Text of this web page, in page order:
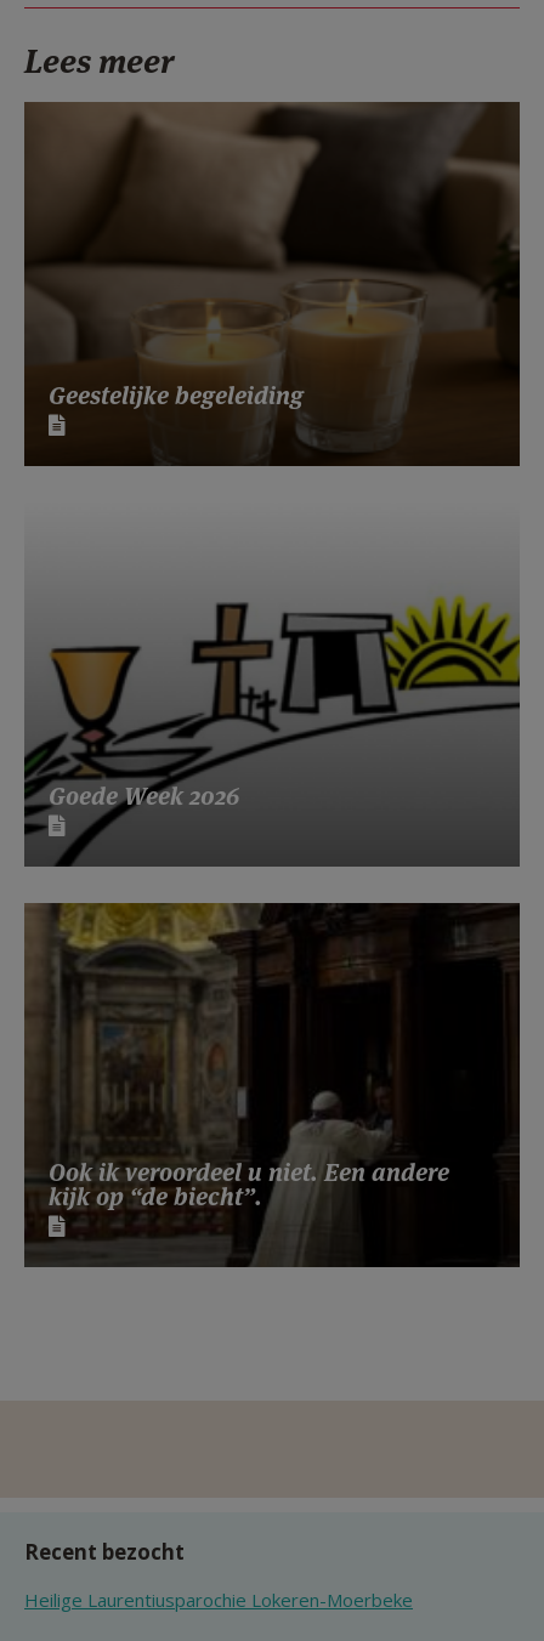
Lees meer
Geestelijke begeleiding
Goede Week 2026
Ook ik veroordeel u niet. Een andere
kijk op “de biecht”.
Recent bezocht
Heilige Laurentiusparochie Lokeren-Moerbeke